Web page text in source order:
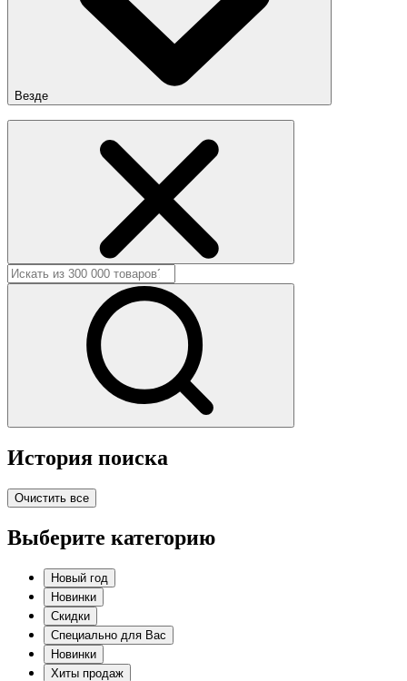
Везде
История поиска
Очистить все
Выберите категорию
Новый год
Новинки
Скидки
Специально для Вас
Новинки
Хиты продаж